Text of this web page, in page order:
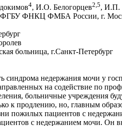
4, И.О. Белогорцев2 5, И.П.
ФГБУ ФНКЦ ФМБА России, г.
больница, г.Санкт-Петербург
синдрома недержания мочи у
на содействие по
больничные учреждения
к продлению, но, главным
пожилых пациентов с
с недержанием мочи. Он